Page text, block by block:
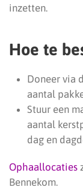
inzetten.
Hoe te
Doneer via
aantal
Stuur een
aantal
dag en
Ophaallocaties
Bennekom.